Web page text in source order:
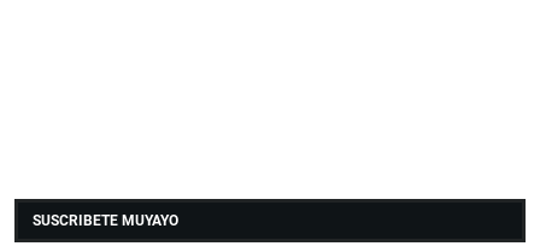
SUSCRIBETE MUYAYO